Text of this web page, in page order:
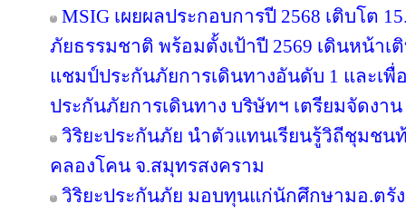
MSIG เผยผลประกอบการปี 2568 เติบโต
ภัยธรรมชาติ พร้อมตั้งเป้าปี 2569 เดินหน้าเ
แชมป์ประกันภัยการเดินทางอันดับ 1 และ
ประกันภัยการเดินทาง บริษัทฯ เตรียมจัดงาน
วิริยะประกันภัย นำตัวแทนเรียนรู้วิถีชุมชน
คลองโคน จ.สมุทรสงคราม
วิริยะประกันภัย มอบทุนแก่นักศึกษามอ.ตรั